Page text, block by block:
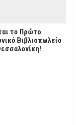
το Πρώτο
Βιβλιοπωλείο